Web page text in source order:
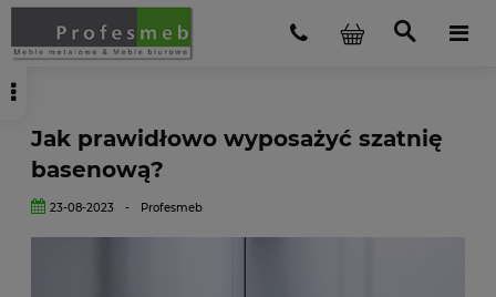
Jak prawidłowo wyposażyć szatnię
basenową?
23-08-2023 - Profesmeb